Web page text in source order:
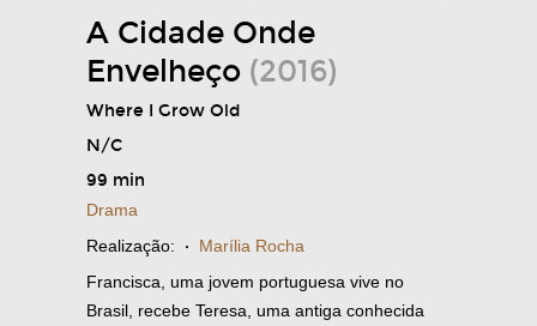
A Cidade Onde
Envelheço (2016)
Where I Grow Old
N/C
99 min
Drama
Realização: · Marília Rocha
Francisca, uma jovem portuguesa vive no
Brasil, recebe Teresa, uma antiga conhecida